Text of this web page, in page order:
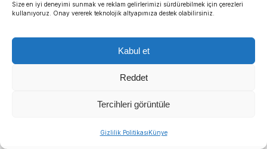
Size en iyi deneyimi sunmak ve reklam gelirlerimizi sürdürebilmek için çerezleri
kullanıyoruz. Onay vererek teknolojik altyapımıza destek olabilirsiniz.
Kabul et
Reddet
Tercihleri görüntüle
Gizlilik PolitikasıKünye
İlçe ölçeğinde şekillenen politika önerilerinin,
altında tüm kenti kapsayacak şekilde
genişletilmesi hedefleniyor.